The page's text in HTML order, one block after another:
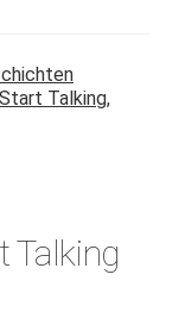
Start Talking,
Talking